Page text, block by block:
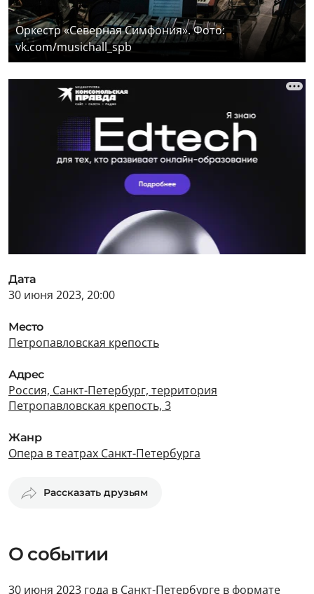
Оркестр «Северная Симфония». Фото:
vk.com/musichall_spb
Дата
30 июня 2023, 20:00
Место
Петропавловская крепость
Адрес
Россия, Санкт-Петербург, территория
Петропавловская крепость, 3
Жанр
Опера в театрах Санкт-Петербурга
Рассказать друзьям
О событии
30 июня 2023 года в Санкт-Петербурге в формате